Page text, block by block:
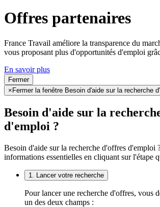
Offres partenaires
France Travail améliore la transparence du
vous proposant plus d'opportunités d'emploi
En savoir plus
Fermer
× Fermer la fenêtre Besoin d'aide sur la recherche
Besoin d'aide sur la
d'emploi ?
Besoin d'aide sur la recherche d'offres d'emploi
informations essentielles en cliquant sur l'étape
1. Lancer votre recherche
Pour lancer une recherche d'offres, vous
un des deux champs :